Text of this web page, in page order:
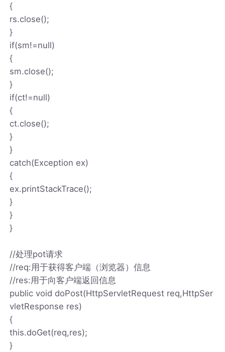
{
rs.close();
}
if(sm!=null)
{
sm.close();
}
if(ct!=null)
{
ct.close();
}
}
catch(Exception ex)
{
ex.printStackTrace();
}
}
}
//处理pot请求
//req:用于获得客户端（浏览器）信息
//res:用于向客户端返回信息
public void doPost(HttpServletRequest req,HttpSer
vletResponse res)
{
this.doGet(req,res);
}